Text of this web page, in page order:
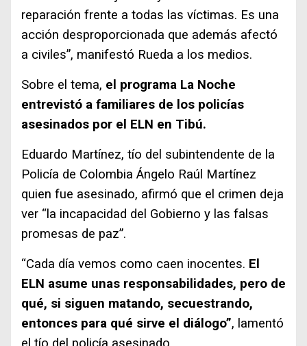
reparación frente a todas las víctimas. Es una
acción desproporcionada que además afectó
a civiles”, manifestó Rueda a los medios.
Sobre el tema, el programa La Noche
entrevistó a familiares de los policías
asesinados por el ELN en Tibú.
Eduardo Martínez, tío del subintendente de la
Policía de Colombia Ángelo Raúl Martínez
quien fue asesinado, afirmó que el crimen deja
ver “la incapacidad del Gobierno y las falsas
promesas de paz”.
“Cada día vemos como caen inocentes. El
ELN asume unas responsabilidades, pero de
qué, si siguen matando, secuestrando,
entonces para qué sirve el diálogo”, lamentó